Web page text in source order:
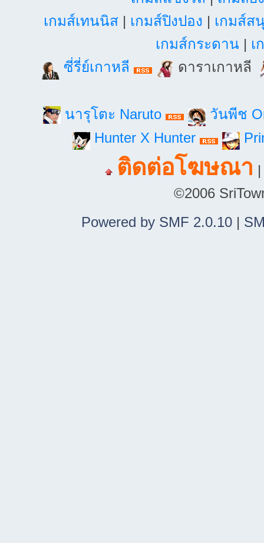
เกมส์เทนนิส| เกมส์ปิงปอง | เกมส์ส
เกมส์กระดาน | เ
ซี่รี่ย์เกาหลี
ดาราเกาหลี
นารุโตะ Naruto
วันพีช
Hunter X Hunter
ติดต่อโฆษณา
©2006
Powered by SMF 2.0.10|